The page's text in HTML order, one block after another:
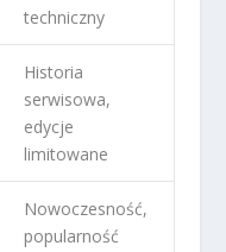
techniczny
Historia
serwisowa,
edycje
limitowane
Nowoczesność,
popularność